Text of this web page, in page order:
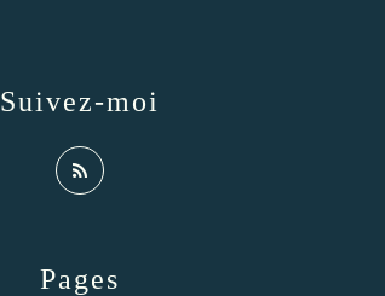
Pages
Suivez-moi